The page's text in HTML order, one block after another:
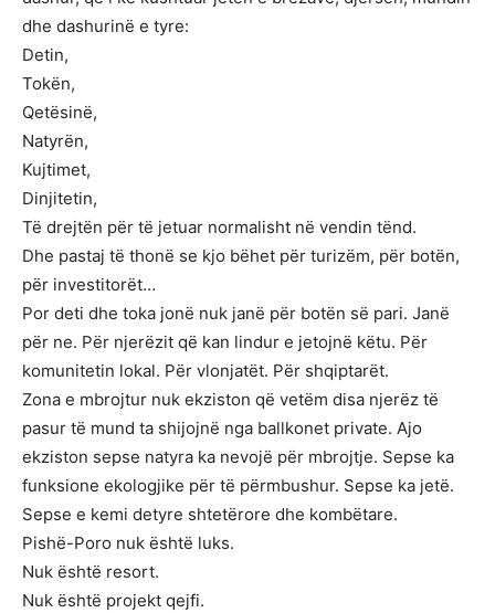
dhe dashurinë e tyre:
Detin,
Tokën,
Qetësinë,
Natyrën,
Kujtimet,
Dinjitetin,
Të drejtën për të jetuar normalisht në vendin tënd.
Dhe pastaj të thonë se kjo bëhet për turizëm, për botën,
për investitorët…
Por deti dhe toka jonë nuk janë për botën së pari. Janë
për ne. Për njerëzit që kan lindur e jetojnë këtu. Për
komunitetin lokal. Për vlonjatët. Për shqiptarët.
Zona e mbrojtur nuk ekziston që vetëm disa njerëz të
pasur të mund ta shijojnë nga ballkonet private. Ajo
ekziston sepse natyra ka nevojë për mbrojtje. Sepse ka
funksione ekologjike për të përmbushur. Sepse ka jetë.
Sepse e kemi detyre shtetërore dhe kombëtare.
Pishë-Poro nuk është luks.
Nuk është resort.
Nuk është projekt qejfi.